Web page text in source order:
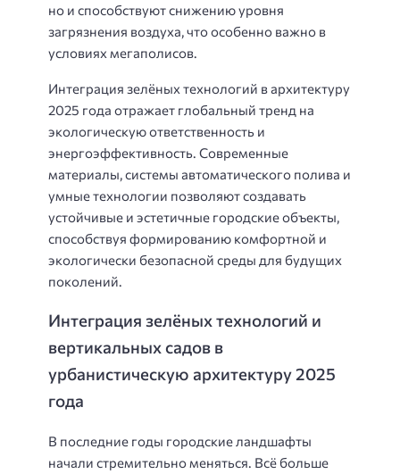
но и способствуют снижению уровня
загрязнения воздуха, что особенно важно в
условиях мегаполисов.
Интеграция зелёных технологий в архитектуру
2025 года отражает глобальный тренд на
экологическую ответственность и
энергоэффективность. Современные
материалы, системы автоматического полива и
умные технологии позволяют создавать
устойчивые и эстетичные городские объекты,
способствуя формированию комфортной и
экологически безопасной среды для будущих
поколений.
Интеграция зелёных технологий и
вертикальных садов в
урбанистическую архитектуру 2025
года
В последние годы городские ландшафты
начали стремительно меняться. Всё больше